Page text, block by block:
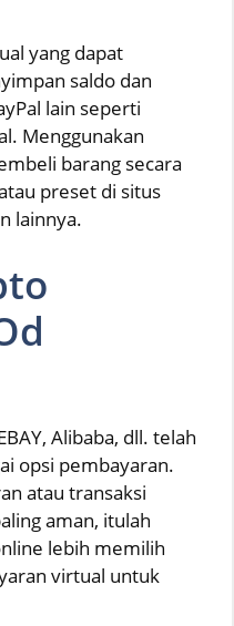
yang dapat
saldo dan
lain seperti
Menggunakan
barang secara
preset di situs
lainnya.
Alibaba, dll. telah
opsi pembayaran.
atau transaksi
aman, itulah
lebih memilih
virtual untuk